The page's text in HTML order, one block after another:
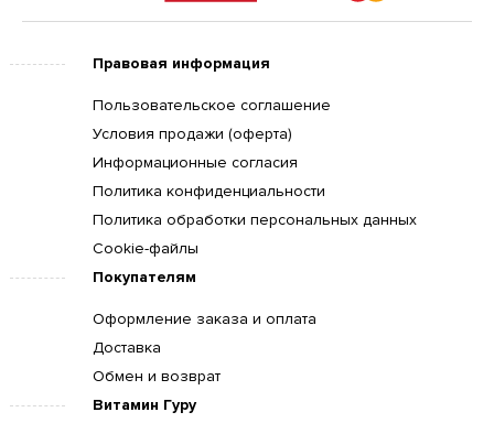
Правовая информация
Пользовательское соглашение
Условия продажи (оферта)
Информационные согласия
Политика конфиденциальности
Политика обработки персональных данных
Cookie-файлы
Покупателям
Оформление заказа и оплата
Доставка
Обмен и возврат
Витамин Гуру